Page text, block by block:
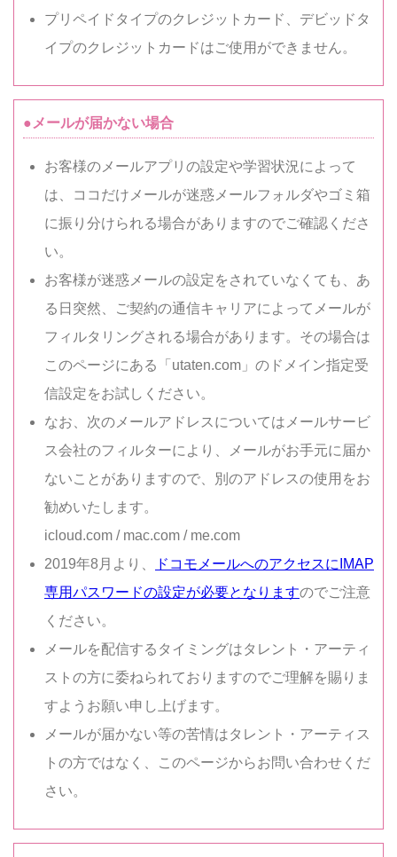
プリペイドタイプのクレジットカード、デビッドタ
イプのクレジットカードはご使用ができません。
●メールが届かない場合
お客様のメールアプリの設定や学習状況によって
は、ココだけメールが迷惑メールフォルダやゴミ箱
に振り分けられる場合がありますのでご確認くださ
い。
お客様が迷惑メールの設定をされていなくても、あ
る日突然、ご契約の通信キャリアによってメールが
フィルタリングされる場合があります。その場合は
このページにある「utaten.com」のドメイン指定受
信設定をお試しください。
なお、次のメールアドレスについてはメールサービ
ス会社のフィルターにより、メールがお手元に届か
ないことがありますので、別のアドレスの使用をお
勧めいたします。
icloud.com / mac.com / me.com
2019年8月より、
ドコモメールへのアクセスにIMAP
専用パスワードの設定が必要となりますのでご注意
ください。
メールを配信するタイミングはタレント・アーティ
ストの方に委ねられておりますのでご理解を賜りま
すようお願い申し上げます。
メールが届かない等の苦情はタレント・アーティス
トの方ではなく、このページからお問い合わせくだ
さい。